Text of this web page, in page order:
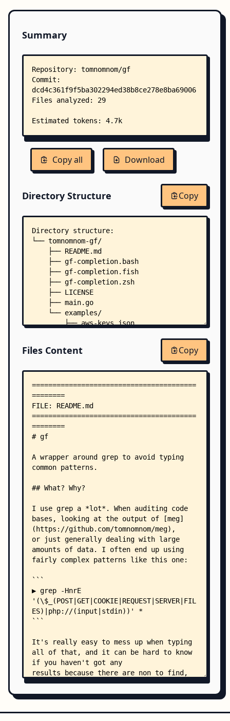
Summary
Copy all Download
Directory Structure Copy
Directory structure:
└── tomnomnom-gf/
    ├── README.md
    ├── gf-completion.bash
    ├── gf-completion.fish
    ├── gf-completion.zsh
    ├── LICENSE
    ├── main.go
    └── examples/
        ├── aws-keys.json
        ├── debug-pages.json
        ├── fw.json
        ├── go-functions.json
        ├── http-auth.json
        ├── ip.json
        ├── json-sec.json
        ├── meg-headers.json
        ├── php-curl.json
        ├── php-serialized.json
        ├── php-sinks.json
        ├── s3-buckets.json
        ├── servers.json
        ├── strings.json
        ├── takeovers.json
        ├── upload-fields.json
        └── urls.json
Files Content Copy